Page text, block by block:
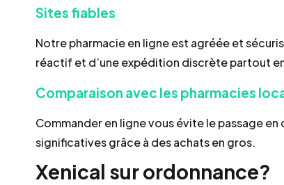
Sites fiables
Notre pharmacie en ligne est agréée et
réactif et d’une expédition discrète partout
Comparaison avec les pharmacies
Commander en ligne vous évite le passage
significatives grâce à des achats en gros.
Xenical sur ordonnance?